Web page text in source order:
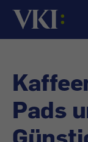
Startseite
Pads